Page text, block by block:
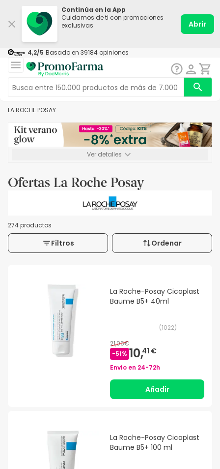
Continúa en la App
Cuidamos de ti con promociones
exclusivas
Abrir
4,2/5 Basado en 39184 opiniones
LA ROCHE POSAY
Ver detalles
acumulable.
Ofertas La Roche Posay
274 productos
Filtros Ordenar
La Roche-Posay Cicaplast
Baume B5+ 40ml
(1022)
21,06€
-51% 10,41 €
Envío en 24-72h
Añadir
La Roche-Posay Cicaplast
Baume B5+ 100 ml